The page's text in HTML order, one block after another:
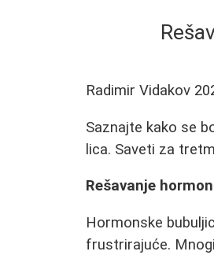
Radimir Vidakov
Saznajte kako se
lica. Saveti za
Rešavanje
Hormonske
frustrirajuće.